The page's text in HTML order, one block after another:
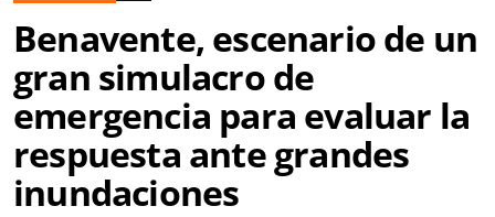
Benavente, escenario de un
gran simulacro de
emergencia para evaluar la
respuesta ante grandes
inundaciones